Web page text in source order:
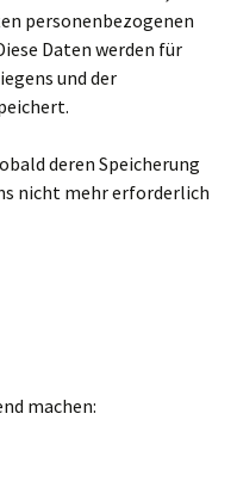
personenbezogenen
Daten werden für
und der
deren Speicherung
nicht mehr erforderlich
machen: